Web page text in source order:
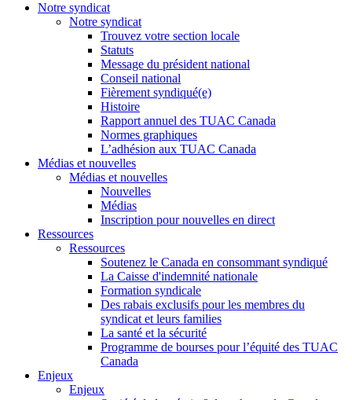
Notre syndicat
Notre syndicat
Trouvez votre section locale
Statuts
Message du président national
Conseil national
Fièrement syndiqué(e)
Histoire
Rapport annuel des TUAC Canada
Normes graphiques
L’adhésion aux TUAC Canada
Médias et nouvelles
Médias et nouvelles
Nouvelles
Médias
Inscription pour nouvelles en direct
Ressources
Ressources
Soutenez le Canada en consommant syndiqué
La Caisse d'indemnité nationale
Formation syndicale
Des rabais exclusifs pour les membres du
syndicat et leurs families
La santé et la sécurité
Programme de bourses pour l’équité des TUAC
Canada
Enjeux
Enjeux